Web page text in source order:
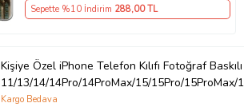
Sepette %10 İndirim 288,00 TL
Kişiye Özel iPhone Telefon Kılıfı Fotoğraf Baskılı
11/13/14/14Pro/14ProMax/15/15Pro/
Kargo Bedava